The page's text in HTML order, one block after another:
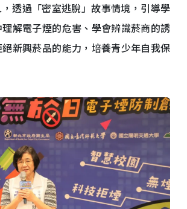
透過「密室逃脫」故事情境，引導學
解電子煙的危害、學會辨識菸商的誘
新興菸品的能力，培養青少年自我保